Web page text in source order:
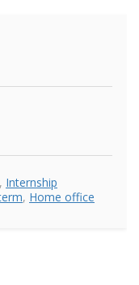
, Internship
, Home office